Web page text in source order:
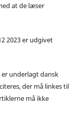
at de læser
2023 er udgivet
er underlagt dansk
der må linkes til
må ikke